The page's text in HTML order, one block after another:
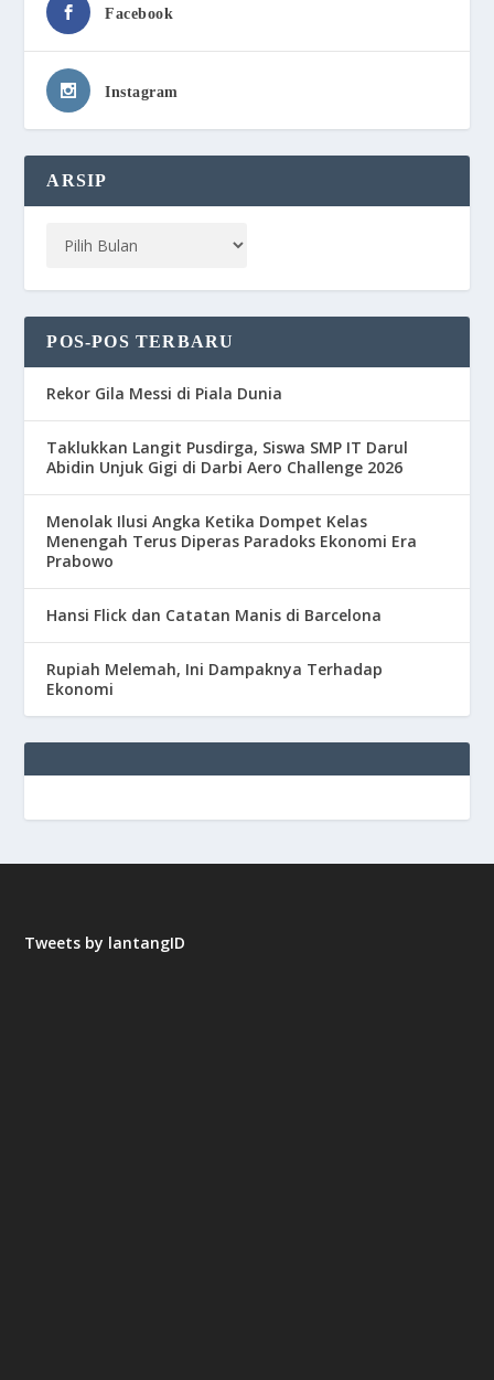
Facebook
Instagram
ARSIP
POS-POS TERBARU
Rekor Gila Messi di Piala Dunia
Taklukkan Langit Pusdirga, Siswa SMP IT Darul
Abidin Unjuk Gigi di Darbi Aero Challenge 2026
Menolak Ilusi Angka Ketika Dompet Kelas
Menengah Terus Diperas Paradoks Ekonomi Era
Prabowo
Hansi Flick dan Catatan Manis di Barcelona
Rupiah Melemah, Ini Dampaknya Terhadap
Ekonomi
Tweets by lantangID